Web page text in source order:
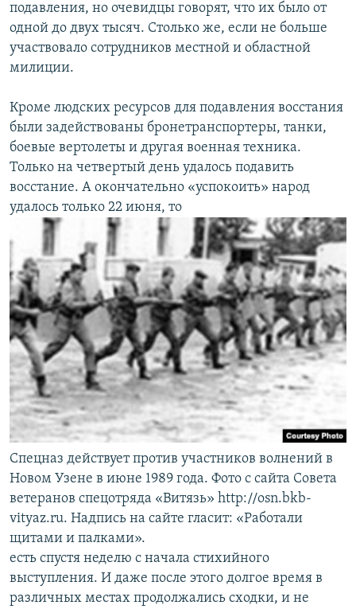
подавления, но очевидцы говорят, что их было от
одной до двух тысяч. Столько же, если не больше
участвовало сотрудников местной и областной
милиции.
Кроме людских ресурсов для подавления восстания
были задействованы бронетранспортеры, танки,
боевые вертолеты и другая военная техника.
Только на четвертый день удалось подавить
восстание. А окончательно «успокоить» народ
удалось только 22 июня, то
Спецназ действует против участников волнений в
Новом Узене в июне 1989 года. Фото с сайта Совета
ветеранов спецотряда «Витязь» http://osn.bkb-
vityaz.ru. Надпись на сайте гласит: «Работали
щитами и палками».
есть спустя неделю с начала стихийного
выступления. И даже после этого долгое время в
различных местах продолжались сходки, и не